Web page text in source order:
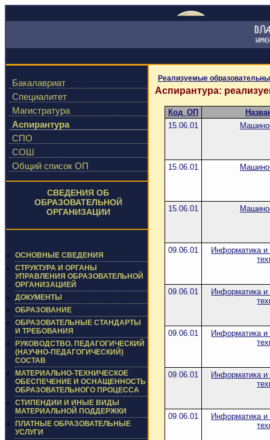
Бакалавриат
Специалитет
Магистратура
Аспирантура
СПО
СОШ
Общий список ОП
СВЕДЕНИЯ ОБ
ОБРАЗОВАТЕЛЬНОЙ
ОРГАНИЗАЦИИ
ОСНОВНЫЕ СВЕДЕНИЯ
СТРУКТУРА И ОРГАНЫ
УПРАВЛЕНИЯ ОБРАЗОВАТЕЛЬНОЙ
ОРГАНИЗАЦИЕЙ
ДОКУМЕНТЫ
ОБРАЗОВАНИЕ
ОБРАЗОВАТЕЛЬНЫЕ СТАНДАРТЫ
И ТРЕБОВАНИЯ
РУКОВОДСТВО. ПЕДАГОГИЧЕСКИЙ
(НАУЧНО-ПЕДАГОГИЧЕСКИЙ)
СОСТАВ
МАТЕРИАЛЬНО-ТЕХНИЧЕСКОЕ
ОБЕСПЕЧЕНИЕ И ОСНАЩЕННОСТЬ
ОБРАЗОВАТЕЛЬНОГО ПРОЦЕССА
СТИПЕНДИИ И ИНЫЕ ВИДЫ
МАТЕРИАЛЬНОЙ ПОДДЕРЖКИ
ПЛАТНЫЕ ОБРАЗОВАТЕЛЬНЫЕ
УСЛУГИ
Реализуемые
Аспирантура:
Код_ОП
15.06.01
15.06.01
15.06.01
09.06.01
Информатика и
09.06.01
Информатика и
09.06.01
Информатика и
09.06.01
Информатика и
09.06.01
Информатика и